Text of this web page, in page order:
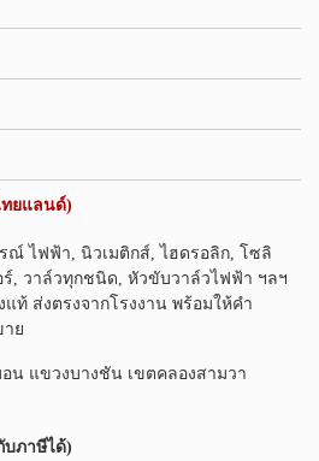
ทยแลนด์)
ณ์ ไฟฟ้า, นิวเมติกส์, ไฮดรอลิก, โซลิ
ร์, วาล์วทุกชนิด, หัวขับวาล์วไฟฟ้า ฯลฯ
ท้ ส่งตรงจากโรงงาน พร้อมให้คำ
ย
น แขวงบางชัน เขตคลองสามวา
บภาษีได้)